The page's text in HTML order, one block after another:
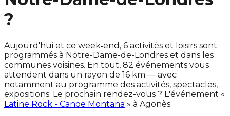
?
Aujourd'hui et ce week‑end, 6 activités et loisirs sont
programmés à Notre-Dame-de-Londres et dans les
communes voisines. En tout, 82 événements vous
attendent dans un rayon de 16 km — avec
notamment au programme des activités, spectacles,
expositions. Le prochain rendez-vous ? L'événement «
Latine Rock - Canoë Montana » à Agonès.